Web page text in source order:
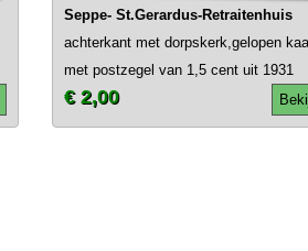
Seppe- St.Gerardus-Retraitenhuis
achterkant met dorpskerk,gelopen
met postzegel van 1,5 cent uit 1931
€ 2,00